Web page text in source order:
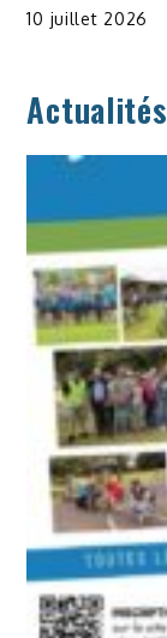
10 juillet 2026
Actualités